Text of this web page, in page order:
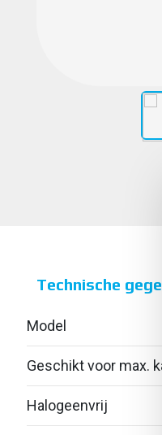
Technische
Model
Geschikt voor max.
Halogeenvrij